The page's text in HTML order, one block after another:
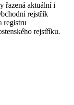
řazená aktuální i
rejstřík
registru
rejstříku.